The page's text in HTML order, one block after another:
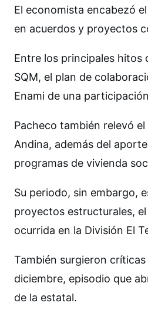
El economista encabezó
en acuerdos y proyectos
Entre los principales hitos
SQM, el plan de
Enami de una
Pacheco también relevó
Andina, además del
programas de vivienda
Su periodo, sin embargo,
proyectos estructurales,
ocurrida en la División El
También surgieron
diciembre, episodio que
de la estatal.